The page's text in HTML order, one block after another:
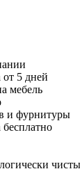
от 5 дней
мебель
и фурнитуры
бесплатно